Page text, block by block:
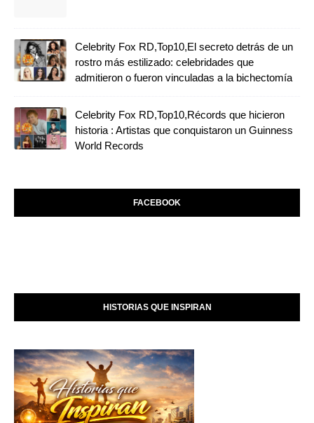
Celebrity Fox RD,Top10,El secreto detrás de un
rostro más estilizado: celebridades que
admitieron o fueron vinculadas a la bichectomía
Celebrity Fox RD,Top10,Récords que hicieron
historia : Artistas que conquistaron un Guinness
World Records
FACEBOOK
HISTORIAS QUE INSPIRAN